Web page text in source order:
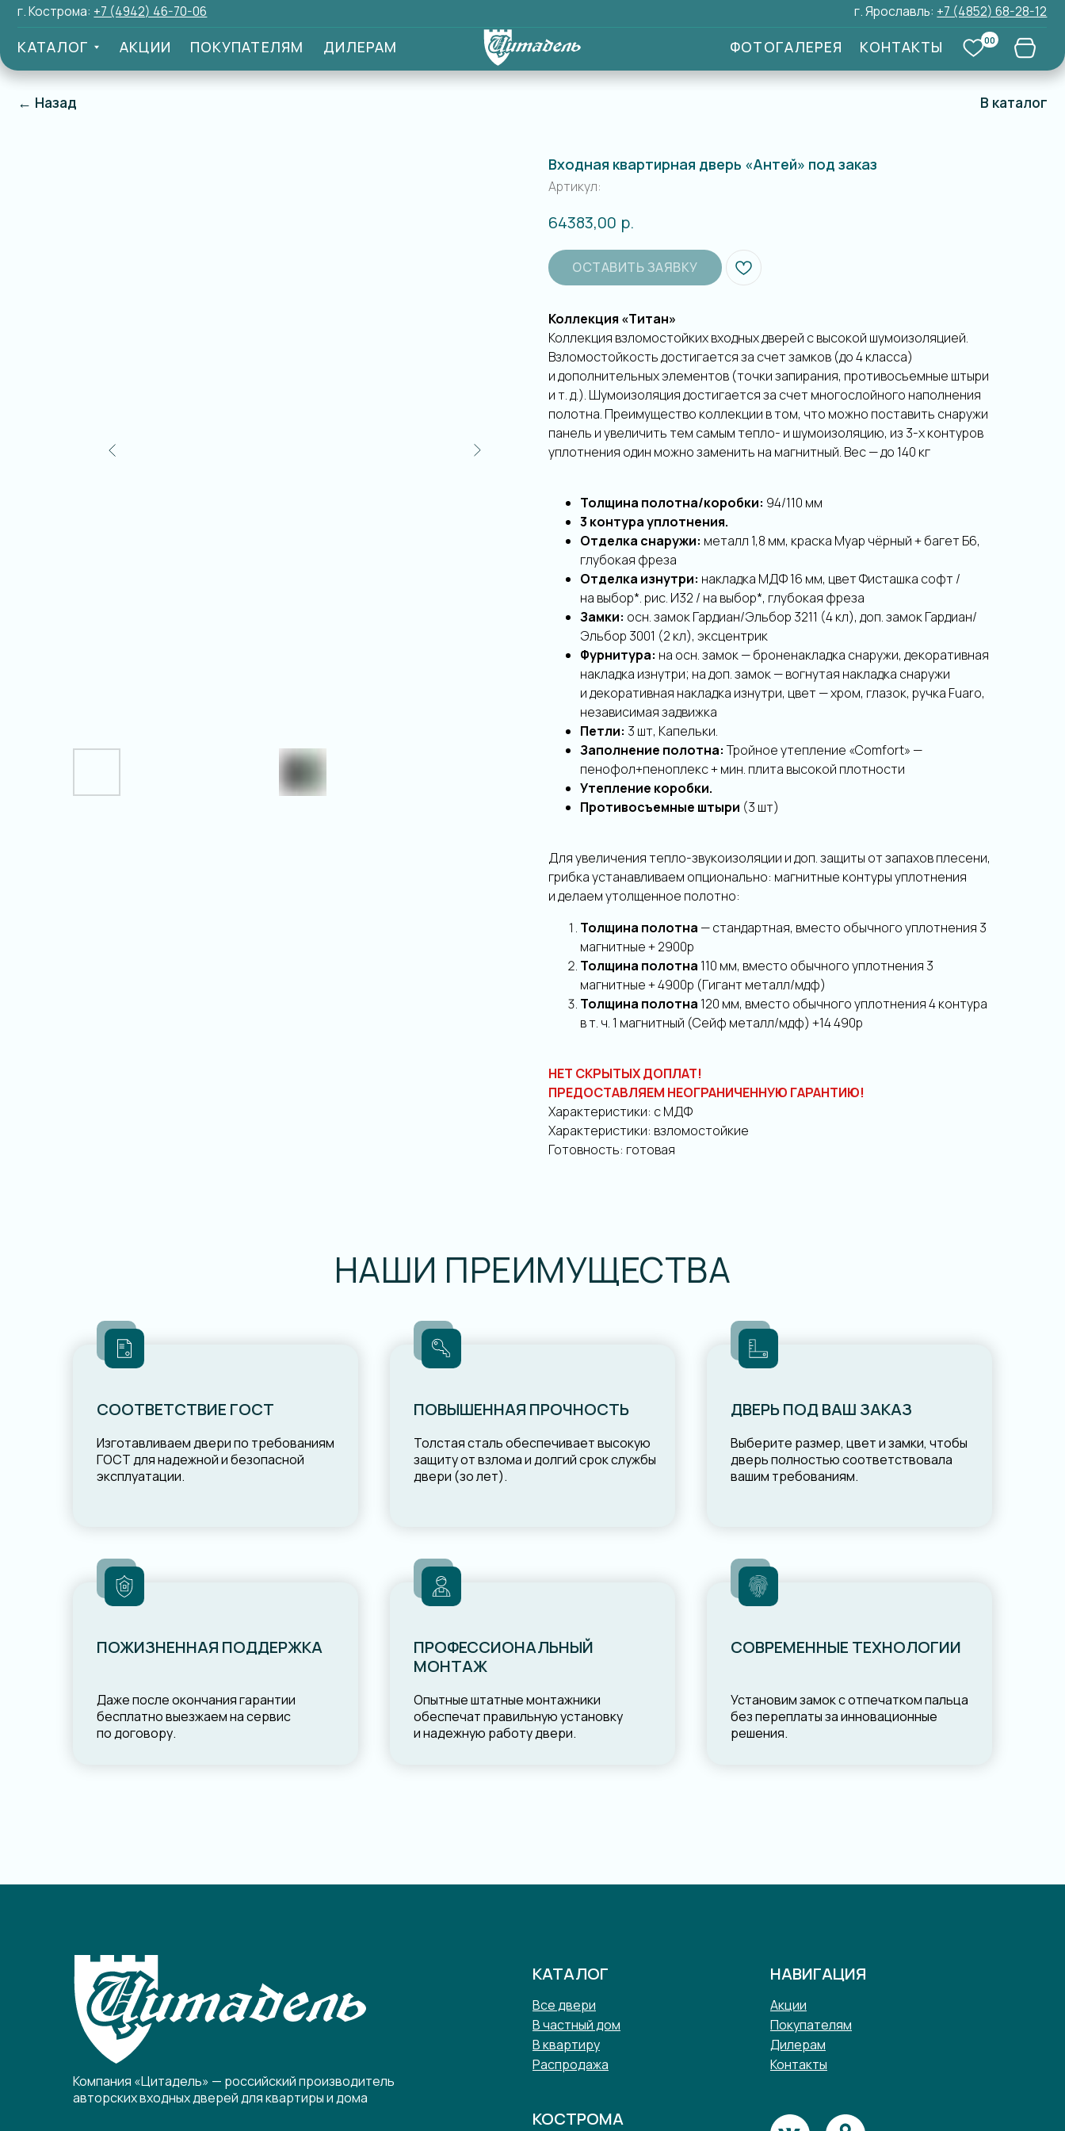
г. Кострома:+7 (4942) 46-70-06 +7 (4852) 68-28-12
КАТАЛОГ АКЦИИ ПОКУПАТЕЛЯМ ДИЛЕРАМ ФОТОГАЛЕРЕЯ КОНТАКТЫ
Входная квартирная дверь «Антей» под заказ
Артикул:
64383,00 р.
ОСТАВИТЬ ЗАЯВКУ
Коллекция «Титан»
Коллекция взломостойких входных дверей с высокой шумоизоляцией.
Взломостойкость достигается за счет замков (до 4 класса)
и дополнительных элементов (точки запирания, противосъемные штыри
и т. д.). Шумоизоляция достигается за счет многослойного наполнения
полотна. Преимущество коллекции в том, что можно поставить снаружи
панель и увеличить тем самым тепло- и шумоизоляцию, из 3-х контуров
уплотнения один можно заменить на магнитный. Вес — до 140 кг
Толщина полотна/коробки: 94/110 мм
3 контура уплотнения.
Отделка снаружи: металл 1,8 мм, краска Муар чёрный + багет Б6,
глубокая фреза
Отделка изнутри: накладка МДФ 16 мм, цвет Фисташка софт /
на выбор*. рис. И32 / на выбор*, глубокая фреза
Замки: осн.замок Гардиан/Эльбор 3211 (4 кл), доп. замок Гардиан/
Эльбор 3001 (2 кл), эксцентрик
Фурнитура: на осн. замок — броненакладка снаружи, декоративная
накладка изнутри; на доп. замок — вогнутая накладка снаружи
и декоративная накладка изнутри, цвет — хром, глазок, ручка Fuaro,
независимая задвижка
Петли: 3 шт, Капельки.
Заполнение полотна:Тройное утепление «Comfort» —
пенофол+пеноплекс + мин. плита высокой плотности
Утепление коробки.
Противосъемные штыри (3 шт)
Для увеличения тепло-звукоизоляции и доп. защиты от запахов плесени,
грибка устанавливаем опционально: магнитные контуры уплотнения
и делаем утолщенное полотно:
Толщина полотна — стандартная, вместо обычного уплотнения 3
магнитные + 2900р
Толщина полотна 110 мм, вместо обычного уплотнения 3
магнитные + 4900р (Гигант металл/мдф)
Толщина полотна 120 мм, вместо обычного уплотнения 4 контура
в т. ч. 1 магнитный (Сейф металл/мдф) +14 490р
НЕТ СКРЫТЫХ ДОПЛАТ!
ПРЕДОСТАВЛЯЕМ НЕОГРАНИЧЕННУЮ ГАРАНТИЮ!
Характеристики: с МДФ
Характеристики: взломостойкие
Готовность: готовая
НАШИ ПРЕИМУЩЕСТВА
СООТВЕТСТВИЕ ГОСТ
Изготавливаем двери по требованиям
ГОСТ для надежной и безопасной
эксплуатации.
ПОВЫШЕННАЯ ПРОЧНОСТЬ
Толстая сталь обеспечивает высокую
защиту от взлома и долгий срок службы
двери (зо лет).
ДВЕРЬ ПОД ВАШ ЗАКАЗ
Выберите размер, цвет и замки, чтобы
дверь полностью соответствовала
вашим требованиям.
ПОЖИЗНЕННАЯ ПОДДЕРЖКА
Даже после окончания гарантии
бесплатно выезжаем на сервис
по договору.
ПРОФЕССИОНАЛЬНЫЙ
МОНТАЖ
Опытные штатные монтажники
обеспечат правильную установку
и надежную работу двери.
СОВРЕМЕННЫЕ ТЕХНОЛОГИИ
Установим замок с отпечатком пальца
без переплаты за инновационные
решения.
Все двери
В частный дом
В квартиру
Распродажа
КАТАЛОГ
Акции
Покупателям
Дилерам
Контакты
НАВИГАЦИЯ
КОСТРОМА
Компания «Цитадель» — российский производитель
авторских входных дверей для квартиры и дома